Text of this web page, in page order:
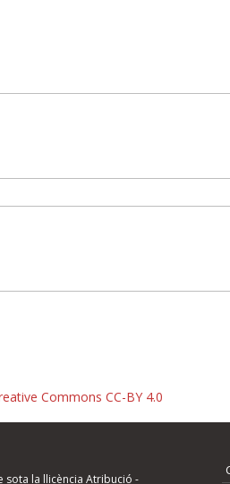
Commons CC-BY 4.0
sota la llicència Atribució -